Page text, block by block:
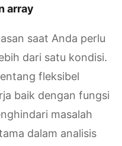
array
saat Anda perlu
dari satu kondisi.
fleksibel
baik dengan fungsi
masalah
dalam analisis